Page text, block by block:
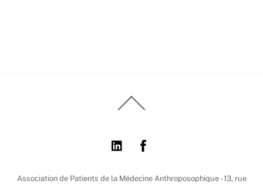
To
Association de Patients de la Médecine Anthroposophique - 13, rue